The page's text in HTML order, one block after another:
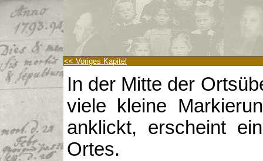
<< Voriges Kapitel
In der Mitte der
viele kleine
anklickt, erscheint
Ortes.